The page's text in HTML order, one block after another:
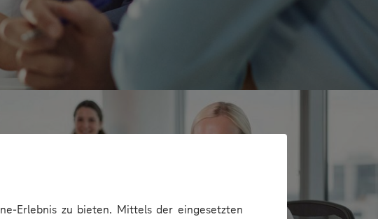
Erlebnis zu bieten. Mittels der eingesetzten